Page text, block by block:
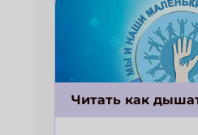
Читать как